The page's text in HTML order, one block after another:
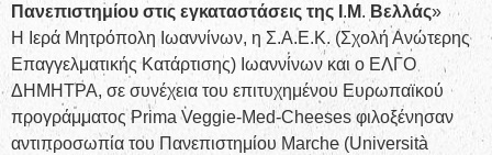
Πανεπιστημίου στις εγκαταστάσεις της . Μ. Βελλάς»
Η Ιερά Μητρόπολη Ιωαννίνων, η Σ.Α.Ε.Κ. (Σχολή Ανώτερης
Επαγγελματικής Κατάρτισης) Ιωαννίνων και ο ΕΛΓΟ
ΔΗΜΗΤΡΑ, σε συνέχεια του επιτυχημένου Ευρωπαϊκού
προγράμματος Prima Veggie-Μed-Cheeses φιλοξένησαν
αντιπροσωπία του Πανεπιστημίου Marche (Università